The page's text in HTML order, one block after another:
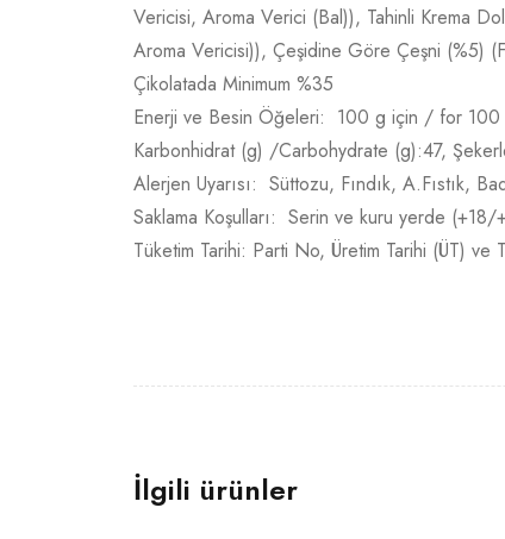
Vericisi, Aroma Verici (Bal)), Tahinli Krema
Aroma Vericisi)), Çeşidine Göre Çeşni (%5)
Çikolatada Minimum %35
Enerji ve Besin Öğeleri: 100 g için / for
Karbonhidrat (g) /Carbohydrate (g):47,
Alerjen Uyarısı: Süttozu, Fındık, A.Fıstık,
Saklama Koşulları: Serin ve kuru yerde (+18/
Tüketim Tarihi: Parti No, Üretim Tarihi (ÜT) ve
İlgili ürünler